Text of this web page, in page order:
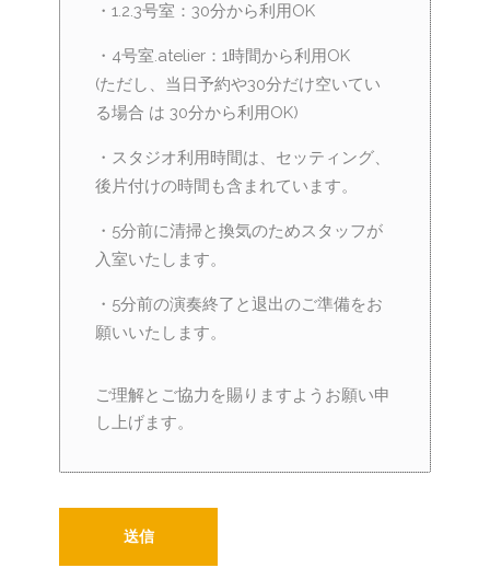
・1.2.3号室：30分から利用OK
・4号室.atelier：1時間から利用OK
(ただし、当日予約や30分だけ空いてい
る場合 は 30分から利用OK)
・スタジオ利用時間は、セッティング、
後片付けの時間も含まれています。
・5分前に清掃と換気のためスタッフが
入室いたします。
・5分前の演奏終了と退出のご準備をお
願いいたします。
ご理解とご協力を賜りますようお願い申
し上げます。